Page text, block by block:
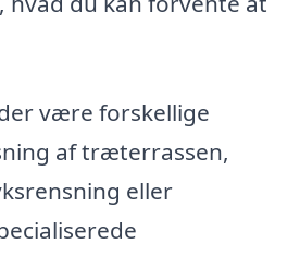
være forskellige
af træterrassen,
eller